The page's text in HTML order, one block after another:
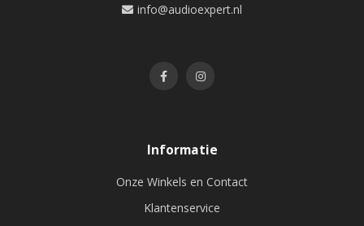
info@audioexpert.nl
Informatie
Onze Winkels en Contact
Klantenservice